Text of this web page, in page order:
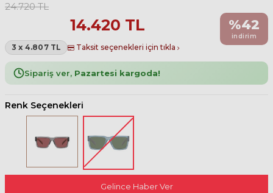
24.720TL
14.420 TL
3 x 4.807 TL Taksit seçenekleri için tıkla
%42
indirim
Sipariş ver, Pazartesi kargoda!
Renk Seçenekleri
Gelince Haber Ver